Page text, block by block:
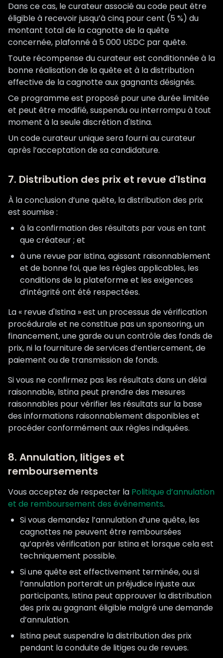
Dans ce cas, le curateur associé au code peut être
éligible à recevoir jusqu’à cinq pour cent (5 %) du
montant total de la cagnotte de la quête
concernée, plafonné à 5 000 USDC par quête.
Toute récompense du curateur est conditionnée à la
bonne réalisation de la quête et à la distribution
effective de la cagnotte aux gagnants désignés.
Ce programme est proposé pour une durée limitée
et peut être modifié, suspendu ou interrompu à tout
moment à la seule discrétion d'Istina.
Un code curateur unique sera fourni au curateur
après l’acceptation de sa candidature.
7. Distribution des prix et revue d'Istina
À la conclusion d’une quête, la distribution des prix
est soumise :
à la confirmation des résultats par vous en tant
que créateur ; et
à une revue par Istina, agissant raisonnablement
et de bonne foi, que les règles applicables, les
conditions de la plateforme et les exigences
d’intégrité ont été respectées.
La « revue d'Istina » est un processus de vérification
procédurale et ne constitue pas un sponsoring, un
financement, une garde ou un contrôle des fonds de
prix, ni la fourniture de services d’entiercement, de
paiement ou de transmission de fonds.
Si vous ne confirmez pas les résultats dans un délai
raisonnable, Istina peut prendre des mesures
raisonnables pour vérifier les résultats sur la base
des informations raisonnablement disponibles et
procéder conformément aux règles indiquées.
8. Annulation, litiges et
remboursements
Vous acceptez de respecter la Politique d’annulation
et de remboursement des événements.
Si vous demandez l’annulation d’une quête, les
cagnottes ne peuvent être remboursées
qu’après vérification par Istina et lorsque cela est
techniquement possible.
Si une quête est effectivement terminée, ou si
l’annulation porterait un préjudice injuste aux
participants, Istina peut approuver la distribution
des prix au gagnant éligible malgré une demande
d’annulation.
Istina peut suspendre la distribution des prix
pendant la conduite de litiges ou de revues.